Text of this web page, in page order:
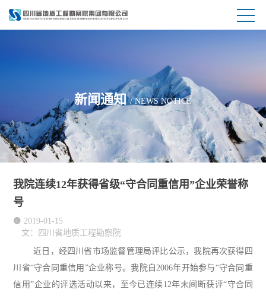
新闻通知/ NEWS NOTICE
我院连续12年获得省级“守合同重信用”企业荣誉称
号
 2019-01-15
文：四川省地质工程勘察院
近日，经四川省市场监督管理局评比公示，我院再次获得四
川省“守合同重信用”企业称号。我院自2006年开始参与“守合同重
信用”企业的评选活动以来，至今已连续12年未间断获评“守合同